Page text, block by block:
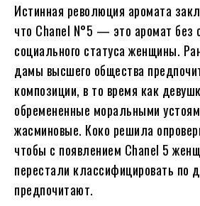
Истинная революция аромата
что Chanel N°5 — это аромат без
социального статуса женщины.
дамы высшего общества
композиции, в то время как
обремененные моральными
жасминовые. Коко решила
чтобы с появлением Chanel 5
перестали классифицировать по
предпочитают.